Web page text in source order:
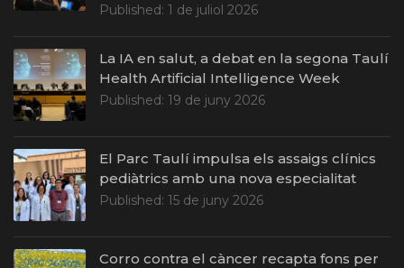
Published: 1 de juliol 2026
La IA en salut, a debat en la segona Taulí
Health Artificial Intelligence Week
Published: 19 de juny 2026
El Parc Taulí impulsa els assaigs clínics
pediàtrics amb una nova especialitat
Published: 15 de juny 2026
Corro contra el càncer recapta fons per